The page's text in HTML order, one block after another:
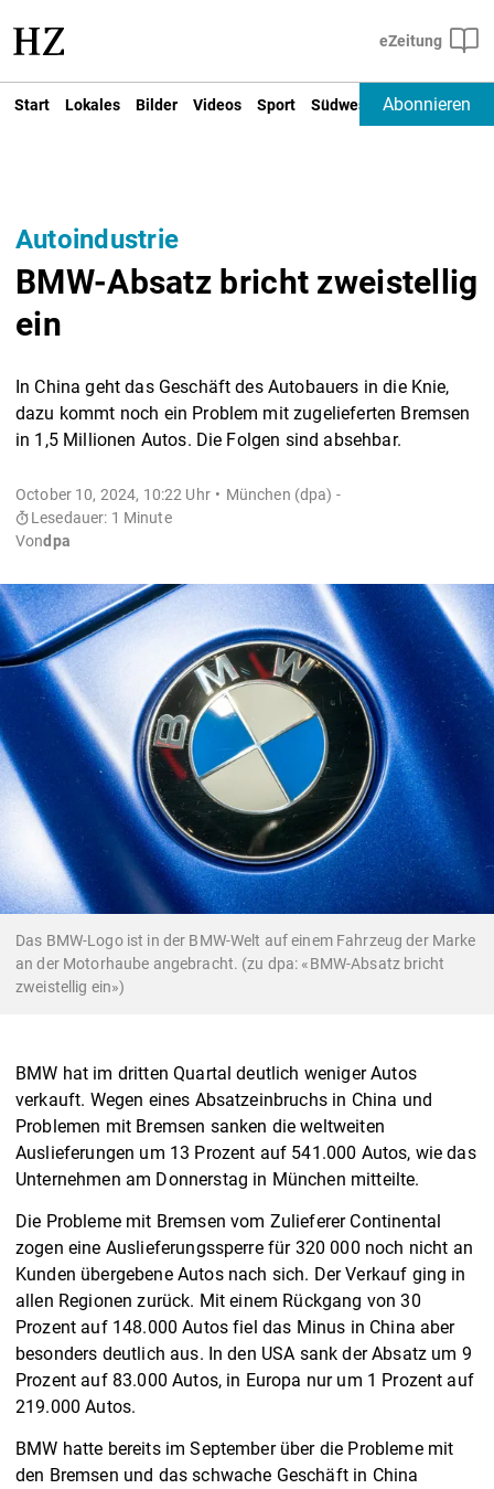
Start Lokales Bilder Videos Sport Südwest Deutschland
Abonnieren
Autoindustrie
BMW-Absatz bricht zweistellig
ein
In China geht das Geschäft des Autobauers in die Knie,
dazu kommt noch ein Problem mit zugelieferten Bremsen
in 1,5 Millionen Autos. Die Folgen sind absehbar.
October 10, 2024, 10:22 Uhr
München (dpa) -
Lesedauer: 1 Minute
Vondpa
Das BMW-Logo ist in der BMW-Welt auf einem Fahrzeug der Marke
an der Motorhaube angebracht. (zu dpa: «BMW-Absatz bricht
zweistellig ein»)
BMW hat im dritten Quartal deutlich weniger Autos
verkauft. Wegen eines Absatzeinbruchs in China und
Problemen mit Bremsen sanken die weltweiten
Auslieferungen um 13 Prozent auf 541.000 Autos, wie das
Unternehmen am Donnerstag in München mitteilte.
Die Probleme mit Bremsen vom Zulieferer Continental
zogen eine Auslieferungssperre für 320 000 noch nicht an
Kunden übergebene Autos nach sich. Der Verkauf ging in
allen Regionen zurück. Mit einem Rückgang von 30
Prozent auf 148.000 Autos fiel das Minus in China aber
besonders deutlich aus. In den USA sank der Absatz um 9
Prozent auf 83.000 Autos, in Europa nur um 1 Prozent auf
219.000 Autos.
BMW hatte bereits im September über die Probleme mit
den Bremsen und das schwache Geschäft in China